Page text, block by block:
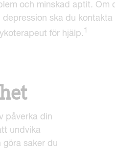
och minskad aptit. Om
depression ska du kontakta
för hjälp. 1
påverka din
undvika
saker du